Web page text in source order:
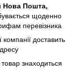
Нова Пошта,
щоденно
перевізника
доставить
знаходиться